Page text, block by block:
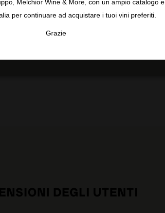
proteico.
DEGLI UTENTI
Melchior Wine & More, con un ampio catalogo e
per continuare ad acquistare i tuoi vini preferiti.
Grazie